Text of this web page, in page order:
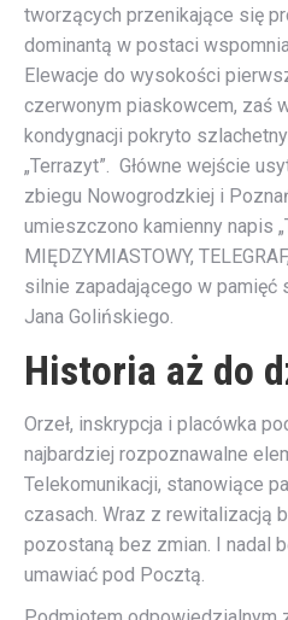
tworzących przenikające się
dominantą w postaci
Elewacje do wysokości
czerwonym piaskowcem, zaś
kondygnacji pokryto
„Terrazyt”. Główne wejście
zbiegu Nowogrodzkiej i
umieszczono kamienny napis
MIĘDZYMIASTOWY,
silnie zapadającego w pamięć
Jana Golińskiego.
Historia aż do
Orzeł, inskrypcja i placówka
najbardziej rozpoznawalne
Telekomunikacji, stanowiące
czasach. Wraz z rewitalizacją
pozostaną bez zmian. I nadal
umawiać pod Pocztą.